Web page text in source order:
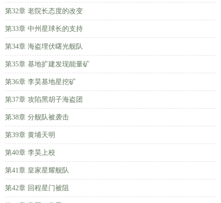
第32章 老院长态度的改变
第33章 中州星球长的支持
第34章 海盗埋伏曙光舰队
第35章 基地扩建发现能量矿
第36章 李昊基地星挖矿
第37章 攻陷黑胡子海盗团
第38章 分舰队被袭击
第39章 黄埔天明
第40章 李昊上校
第41章 皇家星耀舰队
第42章 回程星门被阻